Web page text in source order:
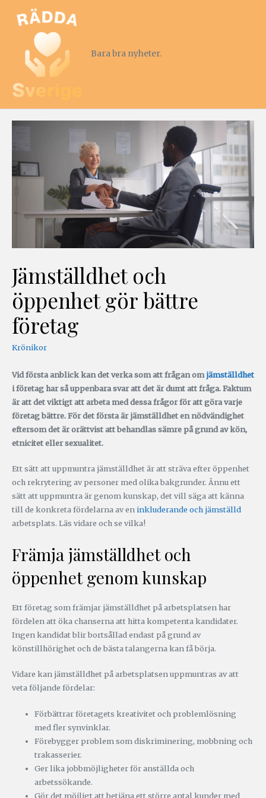
Bara bra nyheter.
Jämställdhet och
öppenhet gör bättre
företag
Krönikor
Vid första anblick kan det verka som att frågan om jämställdhet
i företag har så uppenbara svar att det är dumt att fråga. Faktum
är att det viktigt att arbeta med dessa frågor för att göra varje
företag bättre. För det första är jämställdhet en nödvändighet
eftersom det är orättvist att behandlas sämre på grund av kön,
etnicitet eller sexualitet.
Ett sätt att uppmuntra jämställdhet är att sträva efter öppenhet
och rekrytering av personer med olika bakgrunder. Ännu ett
sätt att uppmuntra är genom kunskap, det vill säga att känna
till de konkreta fördelarna av en inkluderande och jämställd
arbetsplats. Läs vidare och se vilka!
Främja jämställdhet och
öppenhet genom kunskap
Ett företag som främjar jämställdhet på arbetsplatsen har
fördelen att öka chanserna att hitta kompetenta kandidater.
Ingen kandidat blir bortsållad endast på grund av
könstillhörighet och de bästa talangerna kan få börja.
Vidare kan jämställdhet på arbetsplatsen uppmuntras av att
veta följande fördelar:
Förbättrar företagets kreativitet och problemlösning
med fler synvinklar.
Förebygger problem som diskriminering, mobbning och
trakasserier.
Ger lika jobbmöjligheter för anställda och
arbetssökande.
Gör det möjligt att betjäna ett större antal kunder med